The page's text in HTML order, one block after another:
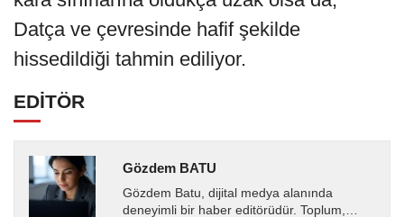
Datça ve çevresinde hafif şekilde
hissedildiği tahmin ediliyor.
EDİTÖR
Gözdem BATU
Gözdem Batu, dijital medya alanında
deneyimli bir haber editörüdür. Toplum,